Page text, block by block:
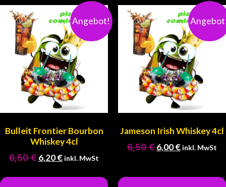
Angebot!
Bulleit Frontier Bourbon
Whiskey 4cl
6,50€6,20€ inkl. MwSt
Jameson Irish Whiskey 4cl
6,50€6,00€ inkl. MwSt